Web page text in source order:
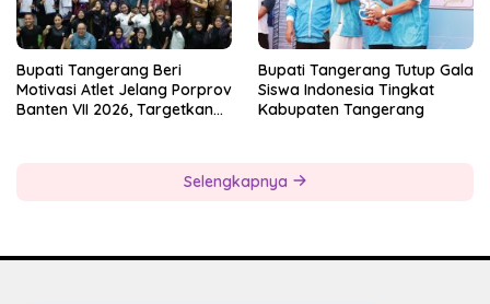
Bupati Tangerang Beri
Motivasi Atlet Jelang Porprov
Banten VII 2026, Targetkan
Bupati Tangerang Tutup Gala
Siswa Indonesia Tingkat
Kabupaten Tangerang
Selengkapnya